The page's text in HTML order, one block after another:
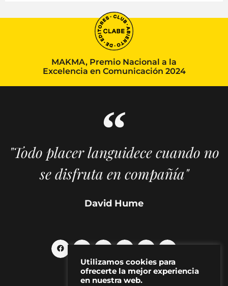
MAKMA, Premio Nacional a la
Excelencia en Comunicación 2024
"Todo placer languidece cuando no
se disfruta en compañía"
David Hume
Utilizamos cookies para
ofrecerte la mejor experiencia
en nuestra web.